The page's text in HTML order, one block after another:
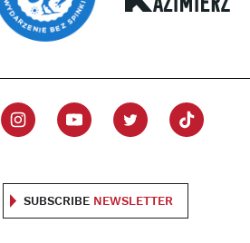
SUBSCRIBE NEWSLETTER